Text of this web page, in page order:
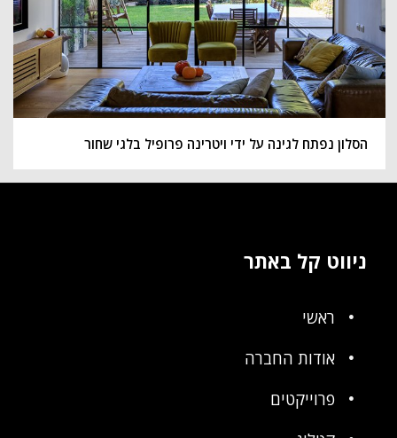
הסלון נפתח לגינה על ידי ויטרינה פרופיל בלגי שחור
ניווט קל באתר
ראשי
אודות החברה
פרוייקטים